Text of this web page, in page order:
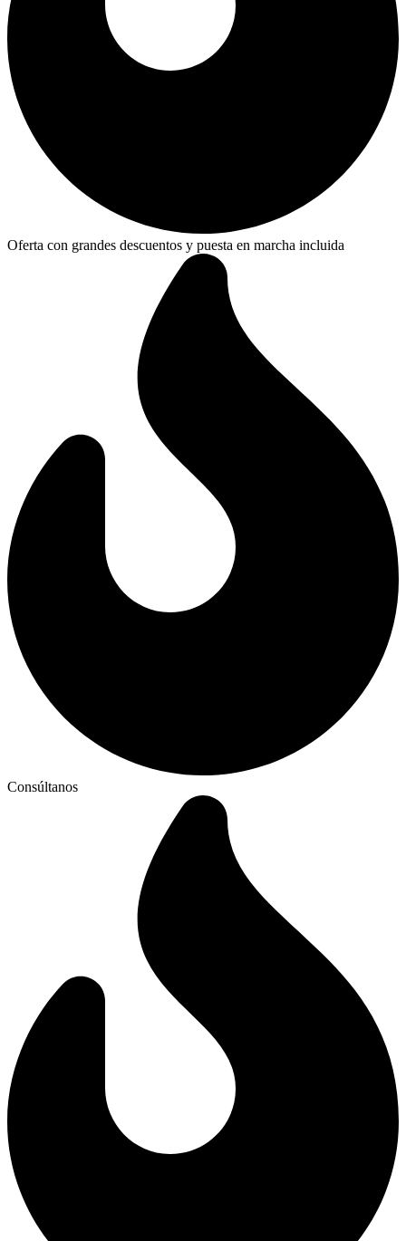
Oferta con grandes descuentos y puesta en marcha incluida
Consúltanos